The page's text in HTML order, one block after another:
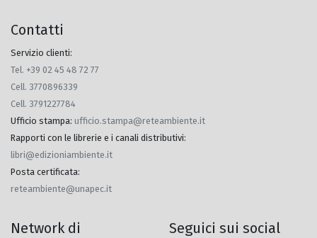
Contatti
Servizio clienti:
Tel. +39 02 45 48 72 77
Cell. 3770896339
Cell. 3791227784
Ufficio stampa: ufficio.stampa@reteambiente.it
Rapporti con le librerie e i canali distributivi:
libri@edizioniambiente.it
Posta certificata:
reteambiente@unapec.it
Network di
Seguici sui social